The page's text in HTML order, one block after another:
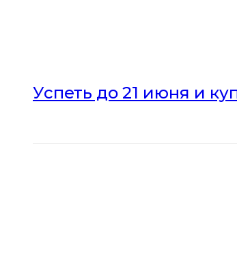
Успеть до 21 июня и